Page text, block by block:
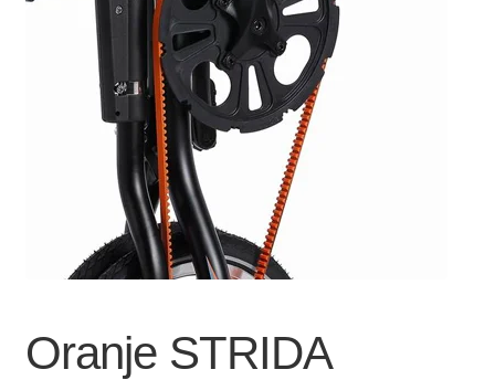
Over STRIDA
Winkelwagen
Oranje STRIDA